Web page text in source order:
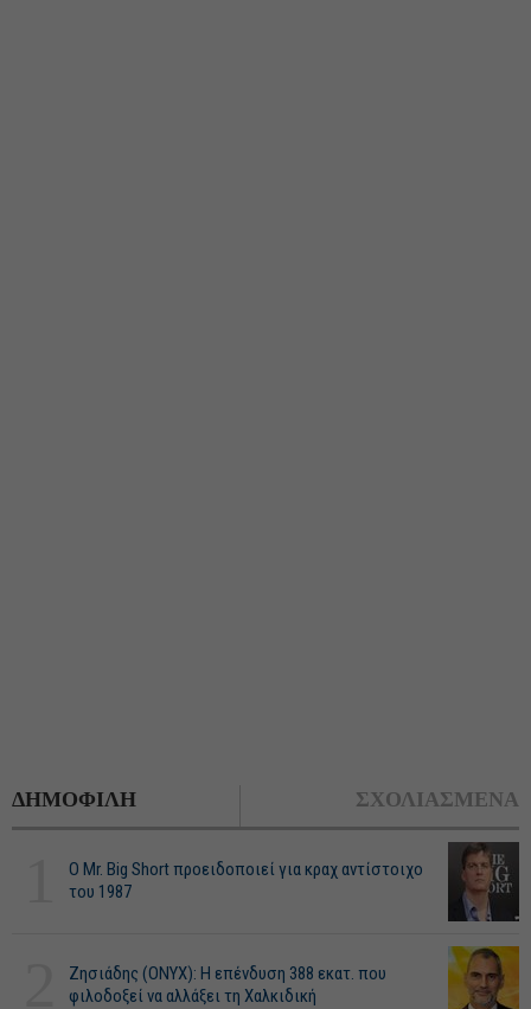
ΔΗΜΟΦΙΛΗ ΣΧΟΛΙΑΣΜΕΝΑ
O Mr. Big Short προειδοποιεί για κραχ αντίστοιχο
του 1987
Ζησιάδης (ONYX): Η επένδυση 388 εκατ. που
φιλοδοξεί να αλλάξει τη Χαλκιδική